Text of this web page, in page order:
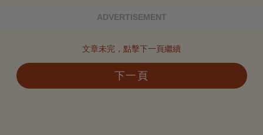
ADVERTISEMENT
文章未完，點擊下一頁繼續
下一頁